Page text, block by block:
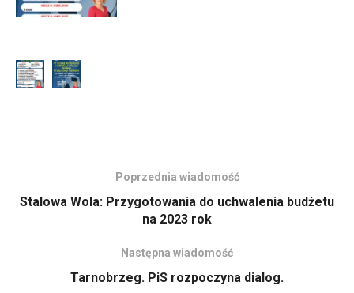
Poprzednia wiadomość
Stalowa Wola: Przygotowania do uchwalenia budżetu
na 2023 rok
Następna wiadomość
Tarnobrzeg. PiS rozpoczyna dialog.